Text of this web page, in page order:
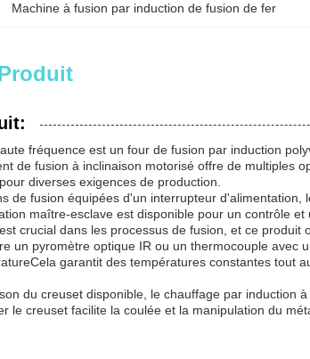
Machine à fusion par induction de fusion de fer
fréquence est un four de fusion par induction
de fusion à inclinaison motorisé offre de multiples
diverses exigences de production.
de fusion équipées d'un interrupteur
maître-esclave est disponible pour un contrôle
crucial dans les processus de fusion, et ce
un pyromètre optique IR ou un thermocouple
garantit des températures constantes tout
du creuset disponible, le chauffage par induction
le creuset facilite la coulée et la manipulation du